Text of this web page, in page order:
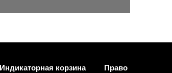
Индикаторная корзина Право